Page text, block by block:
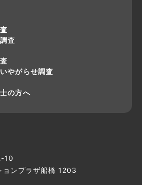
査
やがらせ調査
の方へ
10
ョンプラザ船橋 1203